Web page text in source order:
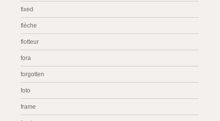
fixed
flèche
flotteur
fora
forgotten
foto
frame